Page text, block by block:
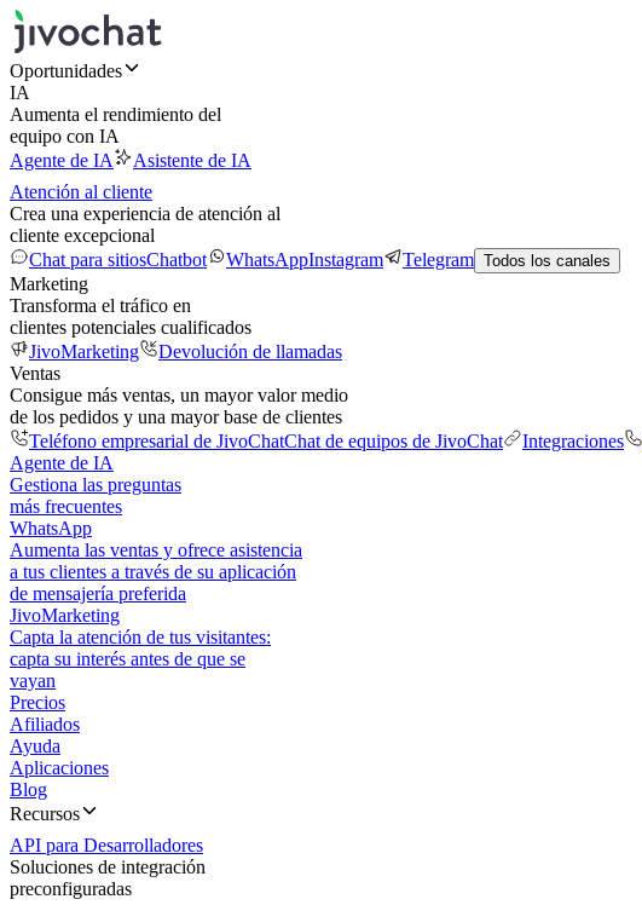
Oportunidades
IA
Aumenta el rendimiento del
equipo con IA
Agente de IA
Asistente de IA
Atención al cliente
Crea una experiencia de atención al
cliente excepcional
Chat para sitiosChatbot WhatsAppInstagram Telegram Todos los canales
Marketing
Transforma el tráfico en
clientes potenciales cualificados
JivoMarketing
Devolución de llamadas
Ventas
Consigue más ventas, un mayor valor medio
de los pedidos y una mayor base de clientes
Teléfono empresarial de JivoChatChat de equipos de JivoChat Integraciones
Agente de IA
Gestiona las preguntas
más frecuentes
WhatsApp
Aumenta las ventas y ofrece asistencia
a tus clientes a través de su aplicación
de mensajería preferida
JivoMarketing
Capta la atención de tus visitantes:
capta su interés antes de que se
vayan
Precios
Afiliados
Ayuda
Aplicaciones
Blog
Recursos
API para Desarrolladores
Soluciones de integración
preconfiguradas